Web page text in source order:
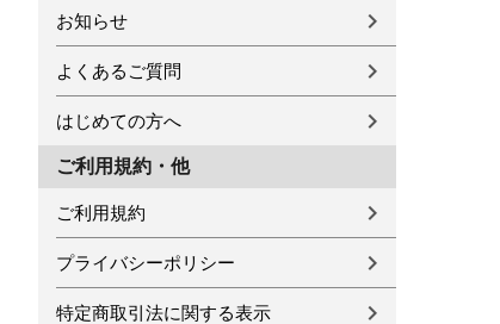
お知らせ
よくあるご質問
はじめての方へ
ご利用規約・他
ご利用規約
プライバシーポリシー
特定商取引法に関する表示